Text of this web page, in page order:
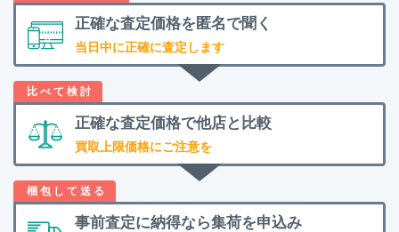
正確な査定価格を 匿名で聞く
当日中に正確に査定します
正確な査定価格で他店と比較
買取上限価格にご注意を
事前査定に納得なら集荷を申込み